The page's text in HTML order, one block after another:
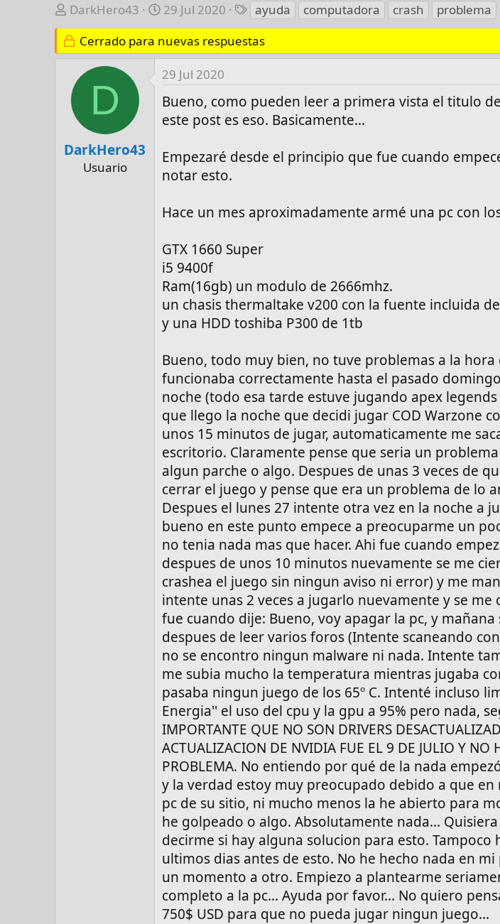
A
u
t
o
DarkHero43
F
e
c
h
a
d
e
i
i
c
o
29 Jul 2020
E
t
i
q
e
t
a
ayuda computadora crash
problema
Cerrado para nuevas respuestas
D
DarkHero43
Usuario
29 Jul 2020
Bueno, como pueden leer a primera vista el titulo de
este post es eso. Basicamente...
Empezaré desde el principio que fue cuando
notar esto.
Hace un mes aproximadamente armé una pc con
GTX 1660 Super
i5 9400f
Ram(16gb) un modulo de 2666mhz.
un chasis thermaltake v200 con la fuente incluida
y una HDD toshiba P300 de 1tb
Bueno, todo muy bien, no tuve problemas a la
funcionaba correctamente hasta el pasado
noche (todo esa tarde estuve jugando apex
que llego la noche que decidi jugar COD Warzone
unos 15 minutos de jugar, automaticamente me
escritorio. Claramente pense que seria un
algun parche o algo. Despues de unas 3 veces de
cerrar el juego y pense que era un problema de lo
Despues el lunes 27 intente otra vez en la noche a
bueno en este punto empece a preocuparme un
no tenia nada mas que hacer. Ahi fue cuando
despues de unos 10 minutos nuevamente se me
crashea el juego sin ningun aviso ni error) y me
intente unas 2 veces a jugarlo nuevamente y se me
fue cuando dije: Bueno, voy apagar la pc, y
despues de leer varios foros (Intente scaneando
no se encontro ningun malware ni nada. Intente
me subia mucho la temperatura mientras jugaba
pasaba ningun juego de los 65º C. Intenté incluso
Energia'' el uso del cpu y la gpu a 95% pero nada,
IMPORTANTE QUE NO SON DRIVERS
ACTUALIZACION DE NVIDIA FUE EL 9 DE JULIO Y
PROBLEMA. No entiendo por qué de la nada
y la verdad estoy muy preocupado debido a que
pc de su sitio, ni mucho menos la he abierto para
he golpeado o algo. Absolutamente nada...
decirme si hay alguna solucion para esto. Tampoco
ultimos dias antes de esto. No he hecho nada en
un momento a otro. Empiezo a plantearme
completo a la pc... Ayuda por favor... No quiero
750$ USD para que no pueda jugar ningun juego...